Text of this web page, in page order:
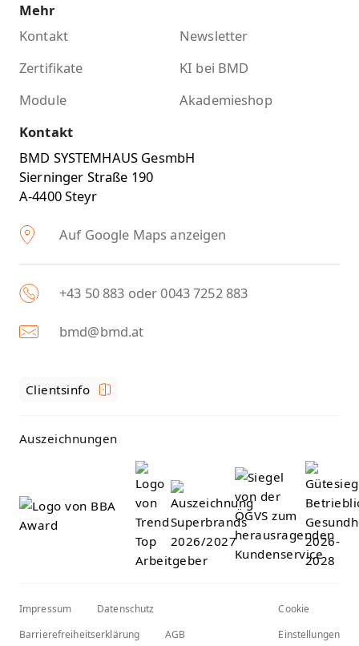
Mehr
Kontakt
Newsletter
Zertifikate
KI bei BMD
Module
Akademieshop
Kontakt
BMD SYSTEMHAUS GesmbH
Sierninger Straße 190
A-4400 Steyr
Auf Google Maps anzeigen
+43 50 883 oder 0043 7252 883
bmd@bmd.at
Clientsinfo
Auszeichnungen
Impressum
Datenschutz
Barrierefreiheitserklärung
AGB
Cookie
Einstellungen